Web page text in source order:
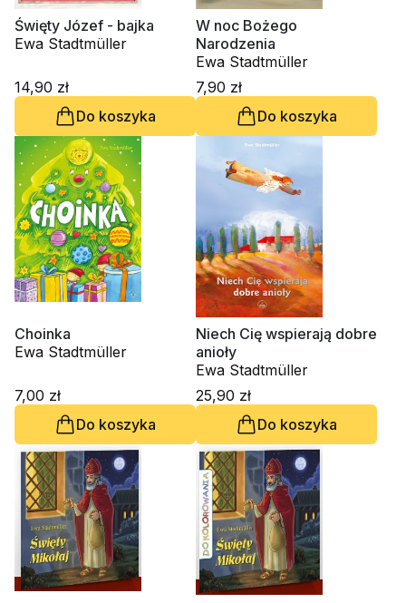
Święty Józef - bajka
Ewa Stadtmüller
14,90 zł
Do koszyka
W noc Bożego
Narodzenia
Ewa Stadtmüller
7,90 zł
Do koszyka
Choinka
Ewa Stadtmüller
7,00 zł
Do koszyka
Niech Cię wspierają dobre
anioły
Ewa Stadtmüller
25,90 zł
Do koszyka